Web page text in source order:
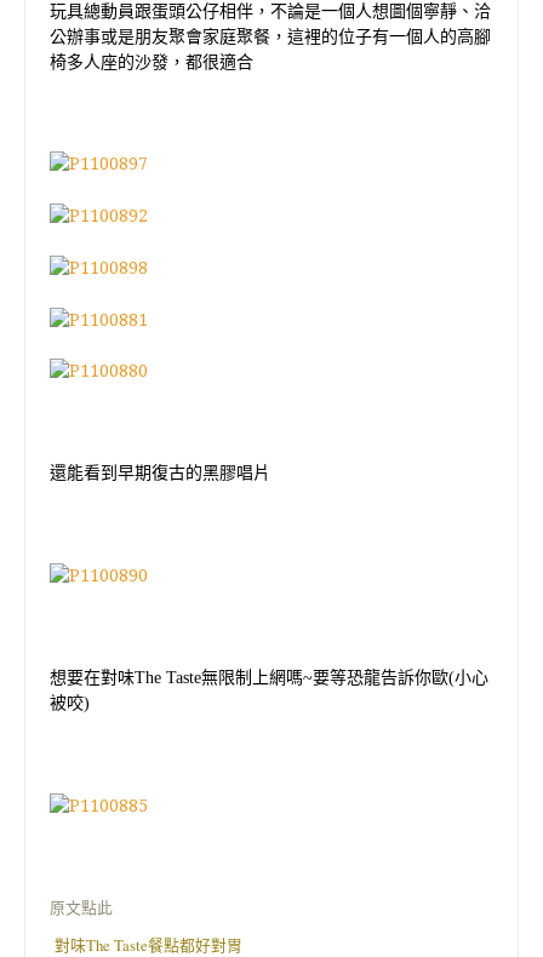
玩具總動員跟蛋頭公仔相伴，不論是一個人想圖個寧靜、洽
公辦事或是朋友聚會家庭聚餐，這裡的位子有一個人的高腳
椅多人座的沙發，都很適合
還能看到早期復古的黑膠唱片
想要在對味The Taste無限制上網嗎~要等恐龍告訴你歐(小心
被咬)
原文點此
對味The Taste餐點都好對胃